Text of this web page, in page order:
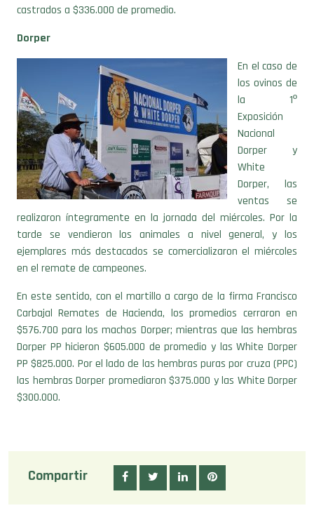
castrados a $336.000 de promedio.
Dorper
En el caso de
los ovinos de
la 1º
Exposición
Nacional
Dorper y
White
Dorper, las
ventas se
realizaron íntegramente en la jornada del miércoles. Por la
tarde se vendieron los animales a nivel general, y los
ejemplares más destacados se comercializaron el miércoles
en el remate de campeones.
En este sentido, con el martillo a cargo de la firma Francisco
Carbajal Remates de Hacienda, los promedios cerraron en
$576.700 para los machos Dorper; mientras que las hembras
Dorper PP hicieron $605.000 de promedio y las White Dorper
PP $825.000. Por el lado de las hembras puras por cruza (PPC)
las hembras Dorper promediaron $375.000 y las White Dorper
$300.000.
Compartir